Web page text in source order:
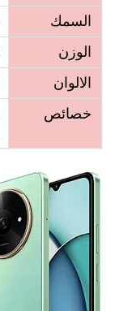
السمك
الوزن
الالوان
خصائص